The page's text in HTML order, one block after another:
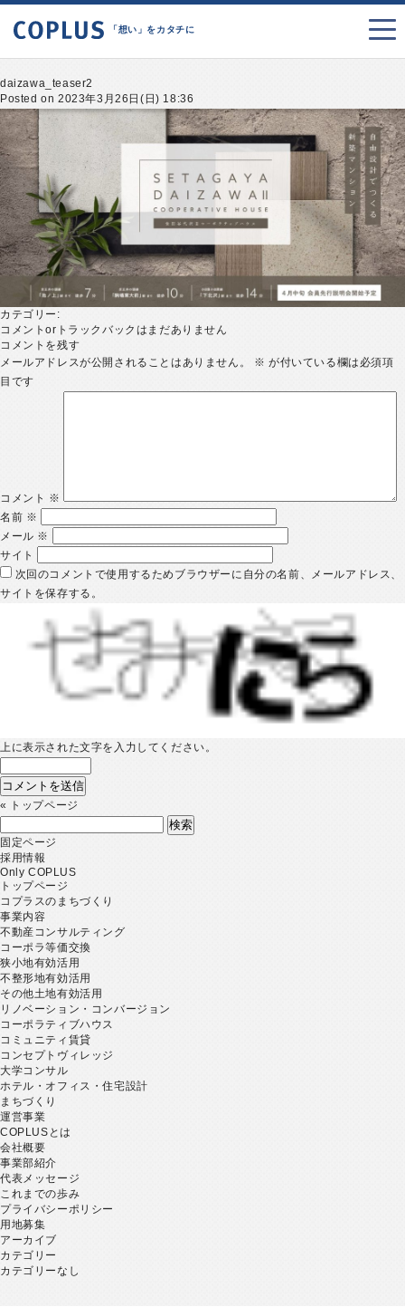
「想い」をカタチに
daizawa_teaser2
Posted on 2023年3月26日(日) 18:36
カテゴリー:
コメントorトラックバックはまだありません
コメントを残す
メールアドレスが公開されることはありません。
※ が付いている欄は必須項
目です
コメント ※
名前 ※
メール ※
サイト
次回のコメントで使用するためブラウザーに自分の名前、メールアドレス、
サイトを保存する。
上に表示された文字を入力してください。
«
トップページ
索:
固定ページ
採用情報
Only COPLUS
トップページ
コプラスのまちづくり
事業内容
不動産コンサルティング
コーポラ等価交換
狭小地有効活用
不整形地有効活用
その他土地有効活用
リノベーション・コンバージョン
コーポラティブハウス
コミュニティ賃貸
コンセプトヴィレッジ
大学コンサル
ホテル・オフィス・住宅設計
まちづくり
運営事業
COPLUSとは
会社概要
事業部紹介
代表メッセージ
これまでの歩み
プライバシーポリシー
用地募集
アーカイブ
カテゴリー
カテゴリーなし